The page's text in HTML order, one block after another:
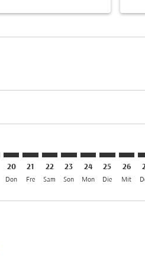
TOS–MCT: cmp-view-offers-
20
Don
TOS–MCT: cmp-view-
21
Fre
TOS–MCT: cmp-view-
22
Sam
TOS–MCT: cmp-
23
Son
TOS–MCT:
24
Mon
25
Die
26
Mit